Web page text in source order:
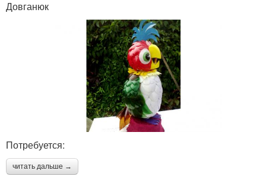
Довганюк
Потребуется:
читать дальше →